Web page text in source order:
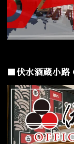
■伏水酒蔵小